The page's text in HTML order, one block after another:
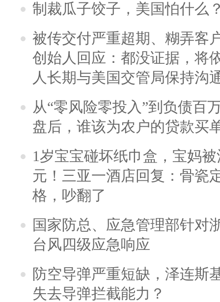
制裁瓜子饺子，美国怕什么
被传交付严重超期、糊弄客
创始人回应：都没证据，将
人长期与美国交管局保持沟
从“零风险零投入”到负债百
盘后，谁该为农户的贷款买
1岁宝宝碰坏纸巾盒，宝妈
元！三亚一酒店回复：骨瓷
格，吵翻了
国家防总、应急管理部针对
台风四级应急响应
防空导弹严重短缺，泽连斯
失去导弹拦截能力？